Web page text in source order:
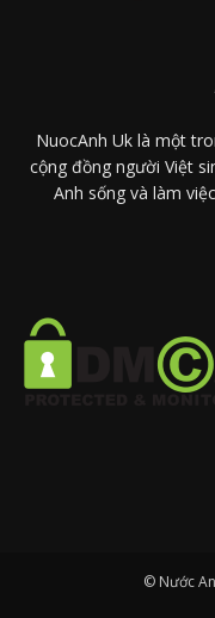
NuocAnh Uk là một
cộng đồng người Việt
Anh sống và làm
© Nước